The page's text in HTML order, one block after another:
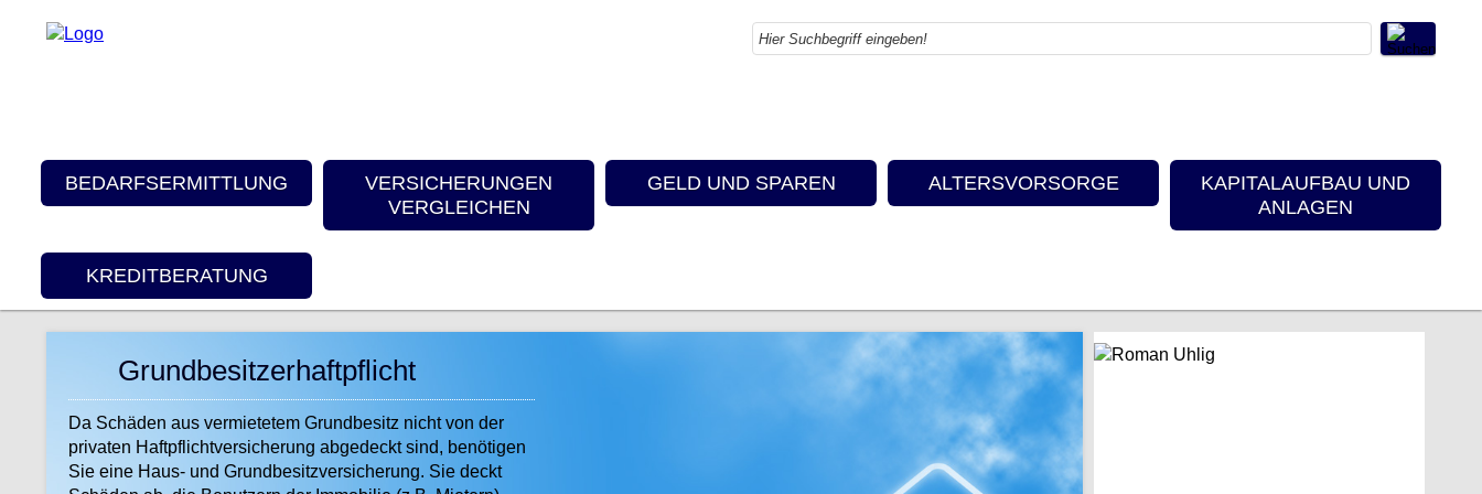
BEDARFSERMITTLUNG
VERSICHERUNGEN
VERGLEICHEN
GELD UND SPAREN ALTERSVORSORGE
KAPITALAUFBAU UND
ANLAGEN
KREDITBERATUNG
Grundbesitzerhaftpflicht
Da Schäden aus vermietetem Grundbesitz nicht von der
privaten Haftpflichtversicherung abgedeckt sind, benötigen
Sie eine Haus- und Grundbesitzversicherung. Sie deckt